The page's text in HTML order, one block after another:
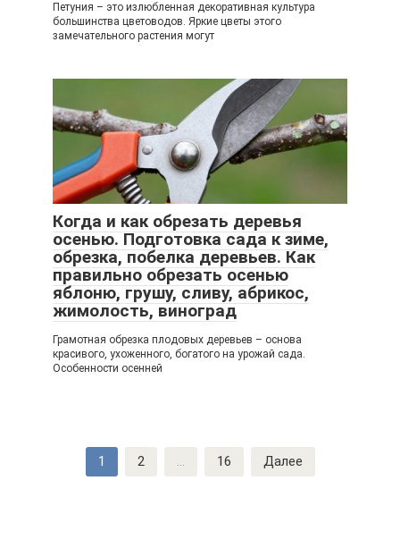
Петуния – это излюбленная декоративная культура
большинства цветоводов. Яркие цветы этого
замечательного растения могут
Когда и как обрезать деревья
осенью. Подготовка сада к зиме,
обрезка, побелка деревьев. Как
правильно обрезать осенью
яблоню, грушу, сливу, абрикос,
жимолость, виноград
Грамотная обрезка плодовых деревьев – основа
красивого, ухоженного, богатого на урожай сада.
Особенности осенней
1 2 ... 16 Далее